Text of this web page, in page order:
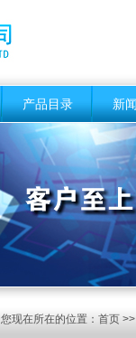
产品目录 新
您现在所在的位置： 首页